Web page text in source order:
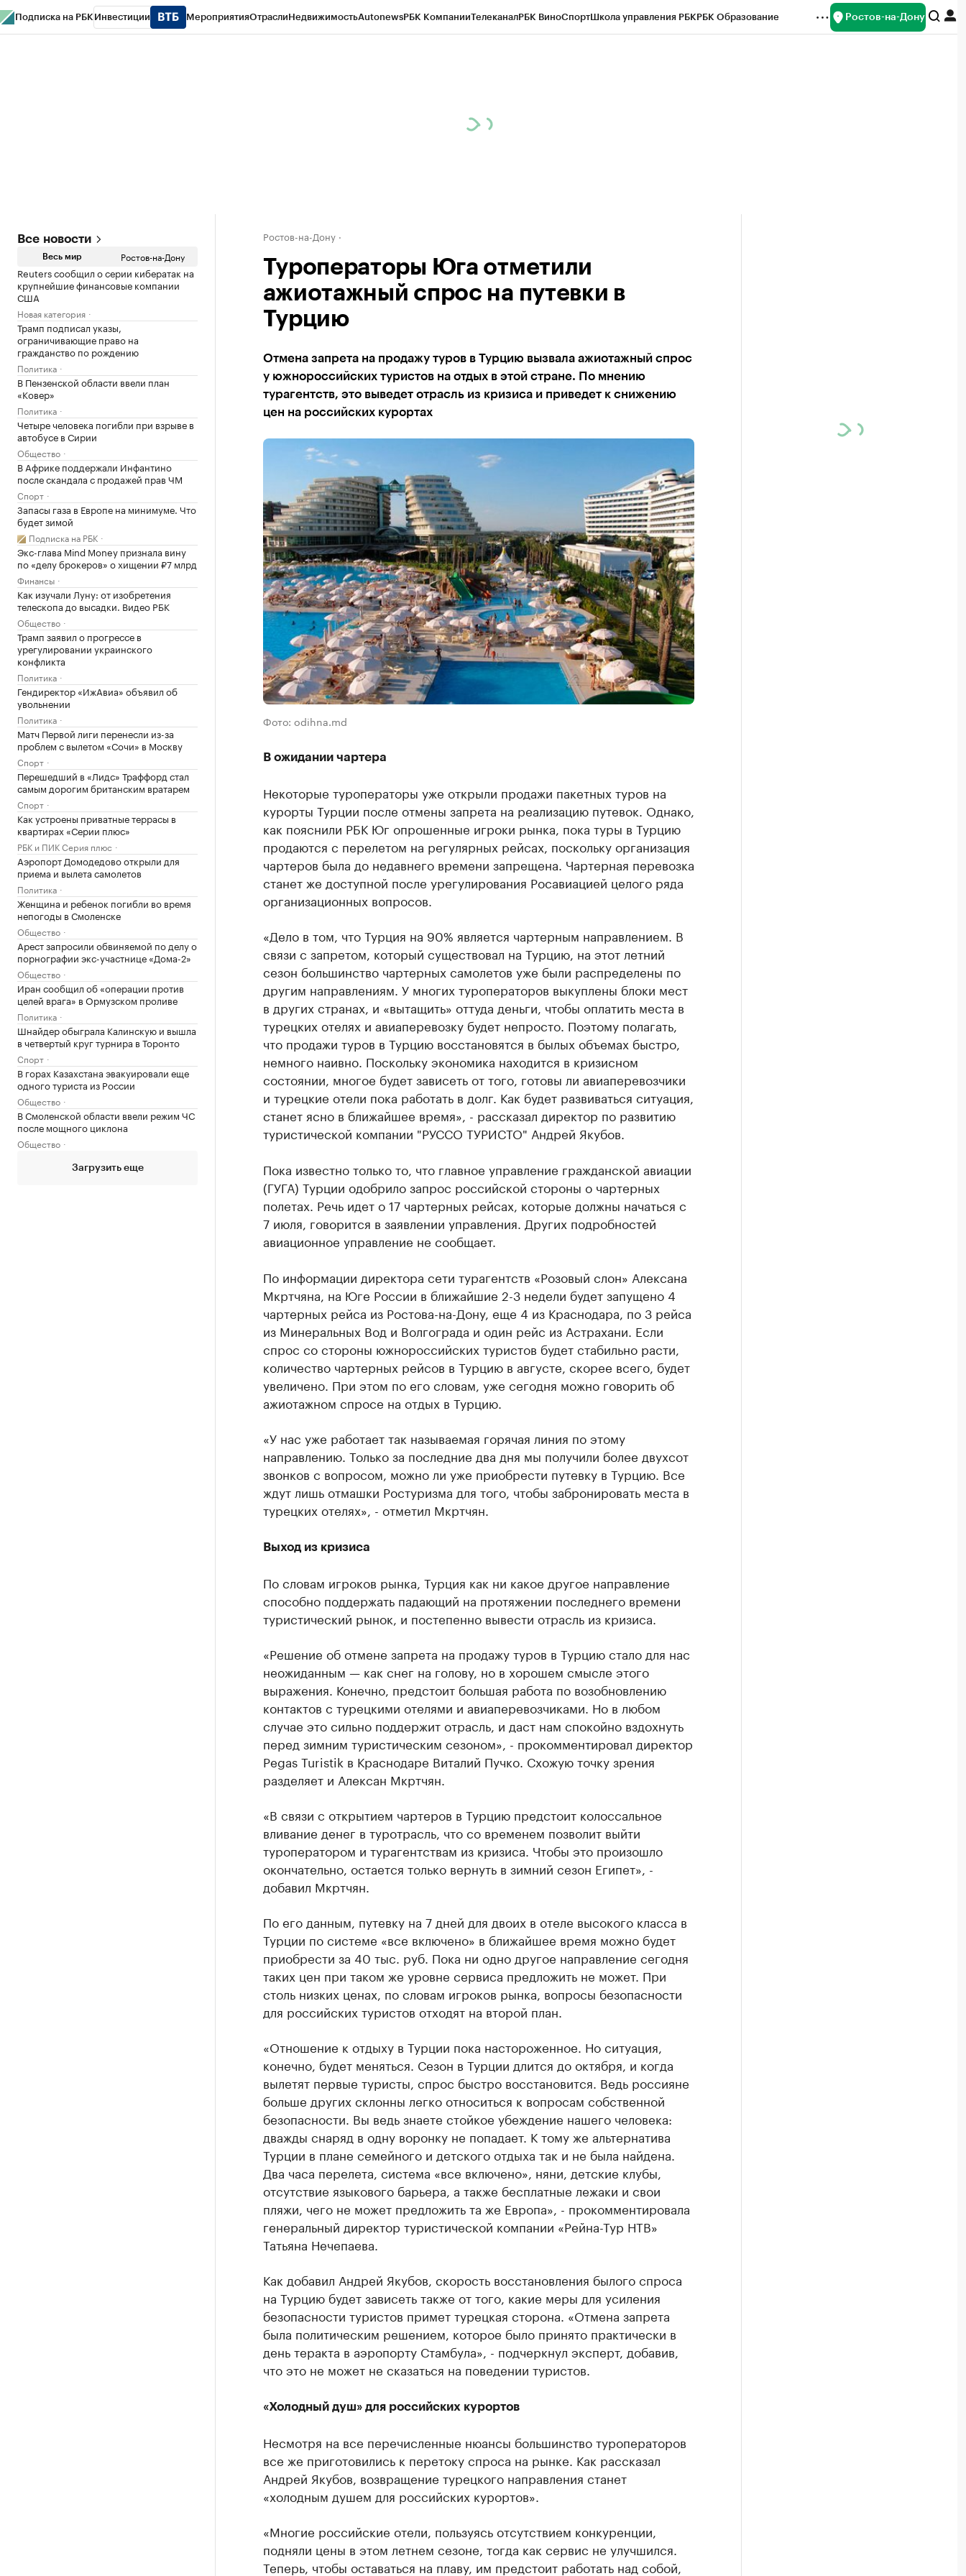
Подписка на РБК Инвестиции МероприятияОтраслиНедвижимостьAutonewsРБК КомпанииТелеканалРБК ВиноСпортШкола управления РБКРБК Образование Ростов-на-Дону
Все новости
Весь мир Ростов-на-Дону
Reuters сообщил о серии кибератак на
крупнейшие финансовые компании
США
Новая категория
Трамп подписал указы,
ограничивающие право на
гражданство по рождению
Политика
В Пензенской области ввели план
«Ковер»
Политика
Четыре человека погибли при взрыве в
автобусе в Сирии
Общество
В Африке поддержали Инфантино
после скандала с продажей прав ЧМ
Спорт
Запасы газа в Европе на минимуме. Что
будет зимой
Подписка на РБК
Экс-глава Mind Money признала вину
по «делу брокеров» о хищении ₽7 млрд
Финансы
Как изучали Луну: от изобретения
телескопа до высадки. Видео РБК
Общество
Трамп заявил о прогрессе в
урегулировании украинского
конфликта
Политика
Гендиректор «ИжАвиа» объявил об
увольнении
Политика
Матч Первой лиги перенесли из-за
проблем с вылетом «Сочи» в Москву
Спорт
Перешедший в «Лидс» Траффорд стал
самым дорогим британским вратарем
Спорт
Как устроены приватные террасы в
квартирах «Серии плюс»
РБК и ПИК Серия плюс
Аэропорт Домодедово открыли для
приема и вылета самолетов
Политика
Женщина и ребенок погибли во время
непогоды в Смоленске
Общество
Арест запросили обвиняемой по делу о
порнографии экс-участнице «Дома-2»
Общество
Иран сообщил об «операции против
целей врага» в Ормузском проливе
Политика
Шнайдер обыграла Калинскую и вышла
в четвертый круг турнира в Торонто
Спорт
В горах Казахстана эвакуировали еще
одного туриста из России
Общество
В Смоленской области ввели режим ЧС
после мощного циклона
Общество
Загрузить еще
Ростов-на-Дону
Туроператоры Юга отметили
ажиотажный спрос на путевки в
Турцию
Отмена запрета на продажу туров в Турцию вызвала ажиотажный спрос
у южнороссийских туристов на отдых в этой стране. По мнению
турагентств, это выведет отрасль из кризиса и приведет к снижению
цен на российских курортах
Фото: odihna.md
В ожидании чартера
Некоторые туроператоры уже открыли продажи пакетных туров на
курорты Турции после отмены запрета на реализацию путевок. Однако,
как пояснили РБК Юг опрошенные игроки рынка, пока туры в Турцию
продаются с перелетом на регулярных рейсах, поскольку организация
чартеров была до недавнего времени запрещена. Чартерная перевозка
станет же доступной после урегулирования Росавиацией целого ряда
организационных вопросов.
«Дело в том, что Турция на 90% является чартерным направлением. В
связи с запретом, который существовал на Турцию, на этот летний
сезон большинство чартерных самолетов уже были распределены по
другим направлениям. У многих туроператоров выкуплены блоки мест
в других странах, и «вытащить» оттуда деньги, чтобы оплатить места в
турецких отелях и авиаперевозку будет непросто. Поэтому полагать,
что продажи туров в Турцию восстановятся в былых объемах быстро,
немного наивно. Поскольку экономика находится в кризисном
состоянии, многое будет зависеть от того, готовы ли авиаперевозчики
и турецкие отели пока работать в долг. Как будет развиваться ситуация,
станет ясно в ближайшее время», - рассказал директор по развитию
туристической компании "РУССО ТУРИСТО" Андрей Якубов.
Пока известно только то, что главное управление гражданской авиации
(ГУГА) Турции одобрило запрос российской стороны о чартерных
полетах. Речь идет о 17 чартерных рейсах, которые должны начаться с
7 июля, говорится в заявлении управления. Других подробностей
авиационное управление не сообщает.
По информации директора сети турагентств «Розовый слон» Алексана
Мкртчяна, на Юге России в ближайшие 2-3 недели будет запущено 4
чартерных рейса из Ростова-на-Дону, еще 4 из Краснодара, по 3 рейса
из Минеральных Вод и Волгограда и один рейс из Астрахани. Если
спрос со стороны южнороссийских туристов будет стабильно расти,
количество чартерных рейсов в Турцию в августе, скорее всего, будет
увеличено. При этом по его словам, уже сегодня можно говорить об
ажиотажном спросе на отдых в Турцию.
«У нас уже работает так называемая горячая линия по этому
направлению. Только за последние два дня мы получили более двухсот
звонков с вопросом, можно ли уже приобрести путевку в Турцию. Все
ждут лишь отмашки Ростуризма для того, чтобы забронировать места в
турецких отелях», - отметил Мкртчян.
Выход из кризиса
По словам игроков рынка, Турция как ни какое другое направление
способно поддержать падающий на протяжении последнего времени
туристический рынок, и постепенно вывести отрасль из кризиса.
«Решение об отмене запрета на продажу туров в Турцию стало для нас
неожиданным — как снег на голову, но в хорошем смысле этого
выражения. Конечно, предстоит большая работа по возобновлению
контактов с турецкими отелями и авиаперевозчиками. Но в любом
случае это сильно поддержит отрасль, и даст нам спокойно вздохнуть
перед зимним туристическим сезоном», - прокомментировал директор
Pegas Turistik в Краснодаре Виталий Пучко. Схожую точку зрения
разделяет и Алексан Мкртчян.
«В связи с открытием чартеров в Турцию предстоит колоссальное
вливание денег в туротрасль, что со временем позволит выйти
туроператором и турагентствам из кризиса. Чтобы это произошло
окончательно, остается только вернуть в зимний сезон Египет», -
добавил Мкртчян.
По его данным, путевку на 7 дней для двоих в отеле высокого класса в
Турции по системе «все включено» в ближайшее время можно будет
приобрести за 40 тыс. руб. Пока ни одно другое направление сегодня
таких цен при таком же уровне сервиса предложить не может. При
столь низких ценах, по словам игроков рынка, вопросы безопасности
для российских туристов отходят на второй план.
«Отношение к отдыху в Турции пока настороженное. Но ситуация,
конечно, будет меняться. Сезон в Турции длится до октября, и когда
вылетят первые туристы, спрос быстро восстановится. Ведь россияне
больше других склонны легко относиться к вопросам собственной
безопасности. Вы ведь знаете стойкое убеждение нашего человека:
дважды снаряд в одну воронку не попадает. К тому же альтернатива
Турции в плане семейного и детского отдыха так и не была найдена.
Два часа перелета, система «все включено», няни, детские клубы,
отсутствие языкового барьера, а также бесплатные лежаки и свои
пляжи, чего не может предложить та же Европа», - прокомментировала
генеральный директор туристической компании «Рейна-Тур НТВ»
Татьяна Нечепаева.
Как добавил Андрей Якубов, скорость восстановления былого спроса
на Турцию будет зависеть также от того, какие меры для усиления
безопасности туристов примет турецкая сторона. «Отмена запрета
была политическим решением, которое было принято практически в
день теракта в аэропорту Стамбула», - подчеркнул эксперт, добавив,
что это не может не сказаться на поведении туристов.
«Холодный душ» для российских курортов
Несмотря на все перечисленные нюансы большинство туроператоров
все же приготовились к перетоку спроса на рынке. Как рассказал
Андрей Якубов, возвращение турецкого направления станет
«холодным душем для российских курортов».
«Многие российские отели, пользуясь отсутствием конкуренции,
подняли цены в этом летнем сезоне, тогда как сервис не улучшился.
Теперь, чтобы оставаться на плаву, им предстоит работать над собой,